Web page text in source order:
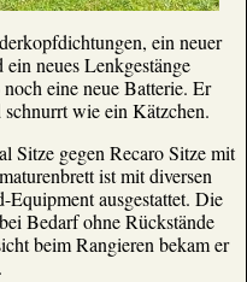
ein neuer
neues Lenkgestänge
eine neue Batterie. Er
wie ein Kätzchen.
Sitze gegen Recaro Sitze mit
ist mit diversen
ausgestattet. Die
Bedarf ohne Rückstände
beim Rangieren bekam er